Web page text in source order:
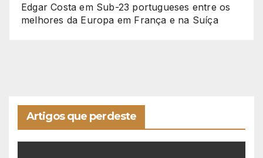
Edgar Costa em Sub-23 portugueses entre os
melhores da Europa em França e na Suíça
Artigos que perdeste